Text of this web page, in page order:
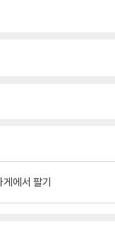
게에서 팔기